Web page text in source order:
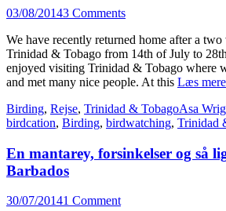
Posted
03/08/20143 Comments
We have recently returned home after a
Trinidad & Tobago from 14th of July to
enjoyed visiting Trinidad & Tobago where
and met many nice people. At this Læs
Categories
Birding, Rejse, Trinidad & TobagoTags
Asa
birdcation, Birding, birdwatching, Trinidad
En mantarey, forsinkelser og så
Barbados
Posted
30/07/20141 Comment